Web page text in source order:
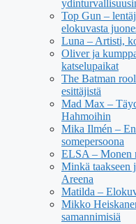
Top Gun –
elokuvasta
Luna – Artisti,
Oliver ja
katselupaikat
The Batman
esittäjistä
Mad Max –
Hahmoihin
Mika Ilmén –
somepersoona
ELSA – Monen
Minkä taakseen
Areena
Matilda –
Mikko
samannimisiä